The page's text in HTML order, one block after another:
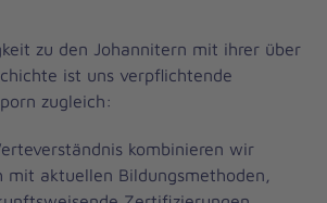
zu den Johannitern mit ihrer über
ist uns verpflichtende
zugleich:
kombinieren wir
mit aktuellen Bildungsmethoden,